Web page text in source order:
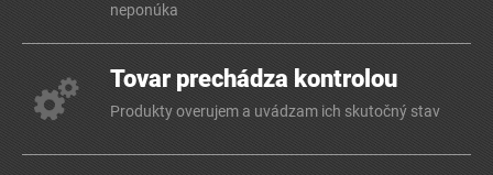
neponúka
Tovar prechádza kontrolou
Produkty overujem a uvádzam ich skutočný stav